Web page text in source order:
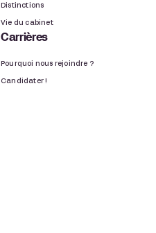
Distinctions
Vie du cabinet
Carrières
Pourquoi nous rejoindre ?
Candidater !